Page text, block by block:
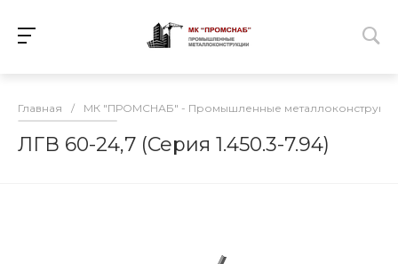
Главная / МК "ПРОМСНАБ" - Промышленные
ЛГВ 60-24,7 (Серия 1.450.3-7.94)